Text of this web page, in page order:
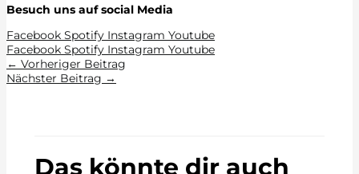
Besuch uns auf social Media
Facebook Spotify Instagram Youtube
Facebook Spotify Instagram Youtube
← Vorheriger Beitrag
Nächster Beitrag →
Das könnte dir auch